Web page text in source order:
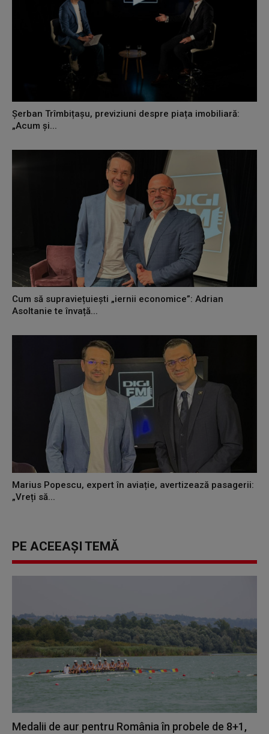
Șerban Trîmbițașu, previziuni despre piața imobiliară:
„Acum și...
Cum să supraviețuiești „iernii economice”: Adrian
Asoltanie te învață...
Marius Popescu, expert în aviație, avertizează pasagerii:
„Vreți să...
PE ACEEAȘI TEMĂ
Medalii de aur pentru România în probele de 8+1,